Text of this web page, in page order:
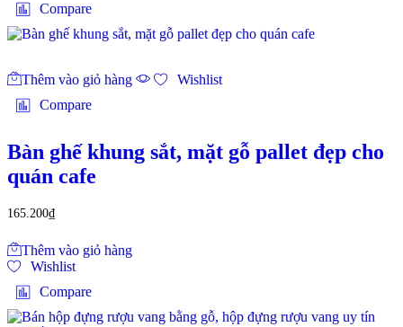
Compare
Thêm vào giỏ hàng
Wishlist
Compare
Bàn ghế khung sắt, mặt gỗ pallet đẹp cho
quán cafe
165.200₫
Thêm vào giỏ hàng
Wishlist
Compare